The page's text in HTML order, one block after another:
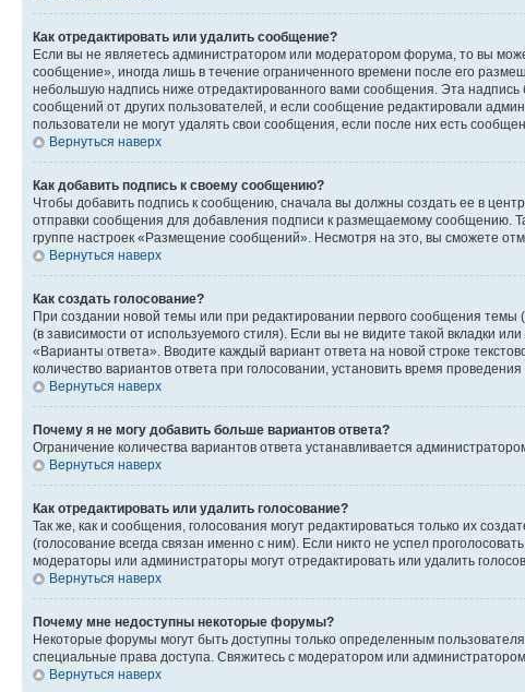
Как отредактировать или удалить сообщение?
Если вы не являетесь администратором или модератором форума, то вы
сообщение», иногда лишь в течение ограниченного времени после его
небольшую надпись ниже отредактированного вами сообщения. Эта
сообщений от других пользователей, и если сообщение редактировали
пользователи не могут удалять свои сообщения, если после них есть
Вернуться наверх
Как добавить подпись к своему сообщению?
Чтобы добавить подпись к сообщению, сначала вы должны создать ее в
отправки сообщения для добавления подписи к размещаемому сообщению.
группе настроек «Размещение сообщений». Несмотря на это, вы сможете
Вернуться наверх
Как создать голосование?
При создании новой темы или при редактировании первого сообщения
(в зависимости от используемого стиля). Если вы не видите такой вкладки
«Варианты ответа». Вводите каждый вариант ответа на новой строке
количество вариантов ответа при голосовании, установить время
Вернуться наверх
Почему я не могу добавить больше вариантов ответа?
Ограничение количества вариантов ответа устанавливается
Вернуться наверх
Как отредактировать или удалить голосование?
Так же, как и сообщения, голосования могут редактироваться только их
(голосование всегда связан именно с ним). Если никто не успел
модераторы или администраторы могут отредактировать или удалить
Вернуться наверх
Почему мне недоступны некоторые форумы?
Некоторые форумы могут быть доступны только определенным
специальные права доступа. Свяжитесь с модератором или
Вернуться наверх